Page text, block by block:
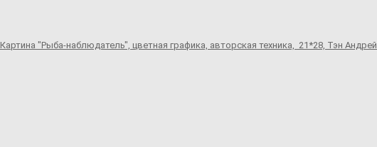
Картина "Рыба-наблюдатель", цветная графика, авторская техника, 21*28, Тэн Андрей